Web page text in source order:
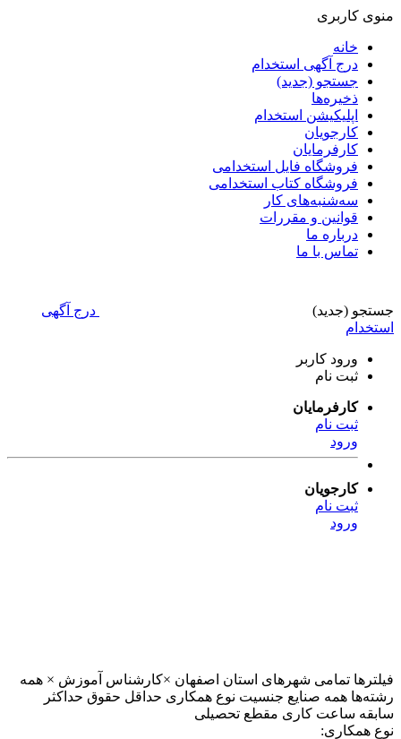
منوی کاربری
خانه
درج آگهی استخدام
جستجو (جدید)
ذخیره‌ها
اپلیکیشن استخدام
کارجویان
کارفرمایان
فروشگاه فایل استخدامی
فروشگاه کتاب استخدامی
سه‌شنبه‌های کار
قوانین و مقررات
درباره ما
تماس با ما
جستجو (جدید)
درج آگهی
استخدام
ورود کاربر
ثبت نام
کارفرمایان
ثبت نام
ورود
کارجویان
ثبت نام
ورود
فیلترها تمامی شهرهای استان اصفهان ×کارشناس آموزش × همه
رشته‌ها همه صنایع جنسیت نوع همکاری حداقل حقوق حداکثر
سابقه ساعت کاری مقطع تحصیلی
نوع همکاری: